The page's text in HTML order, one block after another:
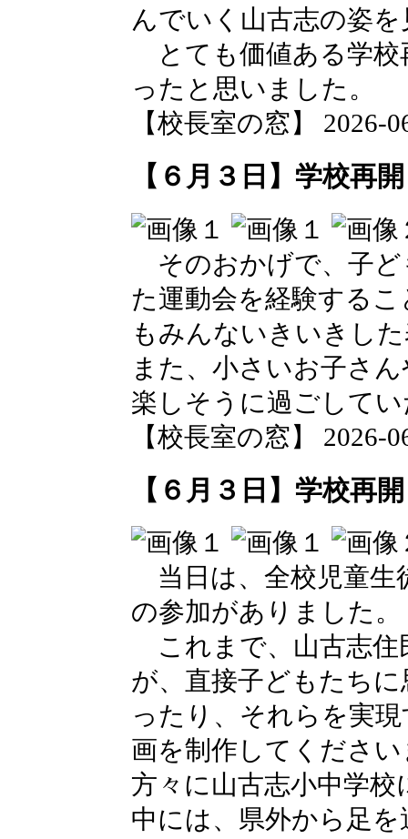
んでいく山古志の姿
とても価値ある学校
ったと思いました。
【校長室の窓】 2026-
【６月３日】学校再
そのおかげで、子ど
た運動会を経験する
もみんないきいきし
また、小さいお子さ
楽しそうに過ごして
【校長室の窓】 2026-
【６月３日】学校再
当日は、全校児童生
の参加がありました。
これまで、山古志住
が、直接子どもたち
ったり、それらを実
画を制作してくださ
方々に山古志小中学
中には、県外から足